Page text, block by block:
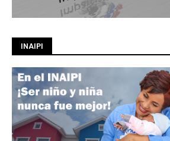
INAIPI